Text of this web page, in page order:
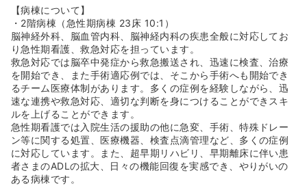
◆独身寮や無料駐車場、入職支度金制度など、生活をサポ
ートする福利厚生も充実しています！
【病棟について】
・2階病棟（急性期病棟 23床 10:1）
脳神経外科、脳血管内科、脳神経内科の疾患全般に対応してお
り急性期看護、救急対応を担っています。
救急対応では脳卒中発症から救急搬送され、迅速に検査、治療
を開始でき、また手術適応例では、そこから手術へも開始でき
るチーム医療体制があります。多くの症例を経験しながら、迅
速な連携や救急対応、適切な判断を身につけることができスキ
ルを上げることができます。
急性期看護では入院生活の援助の他に急変、手術、特殊ドレー
ン等に関する処置、医療機器、検査点滴管理など、多くの症例
に対応しています。また、超早期リハビリ、早期離床に伴い患
者さまのADLの拡大、日々の機能回復を実感でき、やりがいの
ある病棟です。